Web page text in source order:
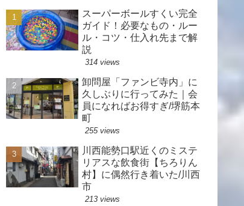
スーパーボールすくい完全
ガイド！必要なもの・ルー
ル・コツ・仕入れ先まで解
説
314 views
卸問屋「ファンビ寺内」に
久しぶりに行ってみた｜会
員になればお得すぎ/堺筋本
町
255 views
川西能勢口駅近くのミステ
リアスな飲食街【ちろりん
村】に偶然行き着いた/川西
市
213 views